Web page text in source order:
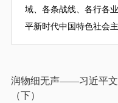
域、各条战线、各行各
平新时代中国特色社会
润物细无声——习近平文